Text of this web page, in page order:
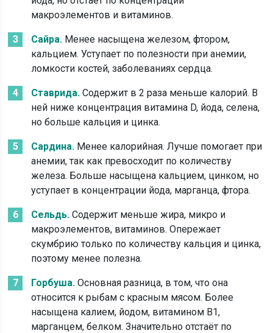
макроэлементов и витаминов.
Сайра. Менее насыщена железом, фтором,
кальцием. Уступает по полезности при анемии,
ломкости костей, заболеваниях сердца.
Ставрида. Содержит в 2 раза меньше калорий. В
ней ниже концентрация витамина D, йода, селена,
но больше кальция и цинка.
Сардина. Менее калорийная. Лучше помогает при
анемии, так как превосходит по количеству
железа. Больше насыщена кальцием, цинком, но
уступает в концентрации йода, марганца, фтора.
Сельдь. Содержит меньше жира, микро и
макроэлементов, витаминов. Опережает
скумбрию только по количеству кальция и цинка,
поэтому менее полезна.
Горбуша. Основная разница, в том, что она
относится к рыбам с красным мясом. Более
насыщена калием, йодом, витамином В1,
марганцем, белком. Значительно отстаёт по